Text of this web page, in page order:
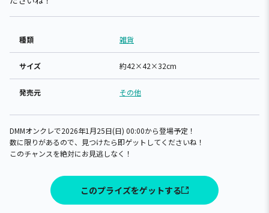
種類 雑貨
サイズ 約42×42×32cm
発売元 その他
DMMオンクレで2026年1月25日(日) 00:00から登場予定！
数に限りがあるので、見つけたら即ゲットしてくださいね！
このチャンスを絶対にお見逃しなく！
このプライズをゲットする